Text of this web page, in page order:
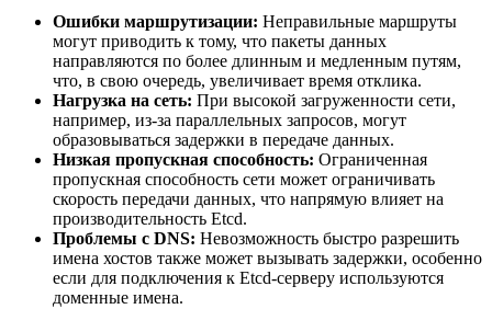
Ошибки маршрутизации: Неправильные маршруты
могут приводить к тому, что пакеты данных
направляются по более длинным и медленным путям,
что, в свою очередь, увеличивает время отклика.
Нагрузка на сеть: При высокой загруженности сети,
например, из-за параллельных запросов, могут
образовываться задержки в передаче данных.
Низкая пропускная способность: Ограниченная
пропускная способность сети может ограничивать
скорость передачи данных, что напрямую влияет на
производительность Etcd.
Проблемы с DNS: Невозможность быстро разрешить
имена хостов также может вызывать задержки, особенно
если для подключения к Etcd-серверу используются
доменные имена.